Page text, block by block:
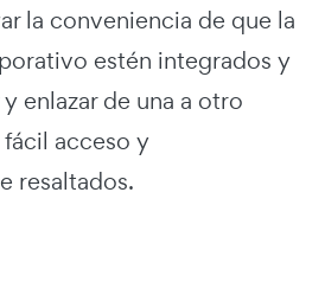
la conveniencia de que la
estén integrados y
enlazar de una a otro
acceso y
resaltados.